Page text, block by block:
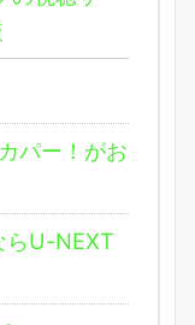
パー！がお
らU-NEXT